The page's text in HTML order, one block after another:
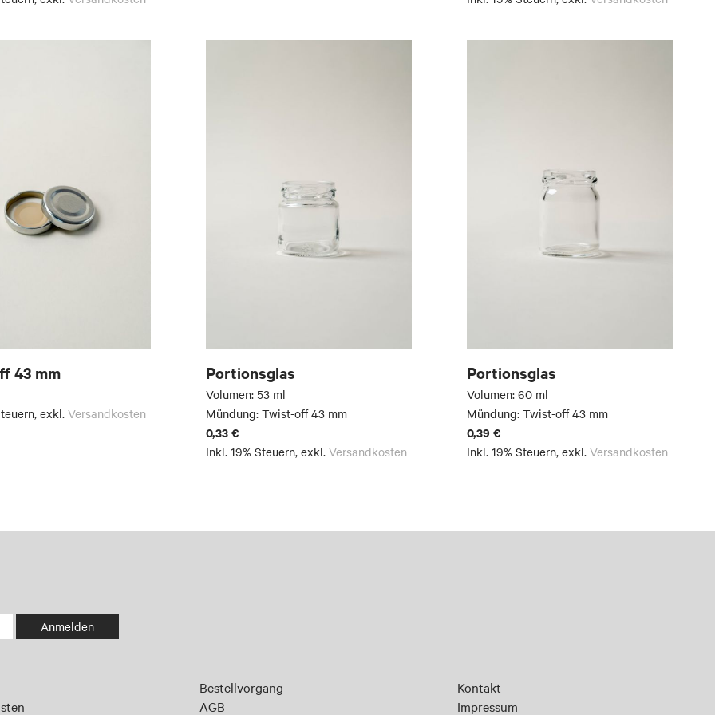
43 mm
, exkl. Versandkosten
Portionsglas
Volumen: 53 ml
Mündung: Twist-off 43 mm
0,33 €
Inkl. 19% Steuern, exkl. Versandkosten
Portionsglas
Volumen: 60 ml
Mündung: Twist-off 43 mm
0,39 €
Inkl. 19% Steuern, exkl. Versandkosten
Anmelden
Bestellvorgang
AGB
Kontakt
Impressum